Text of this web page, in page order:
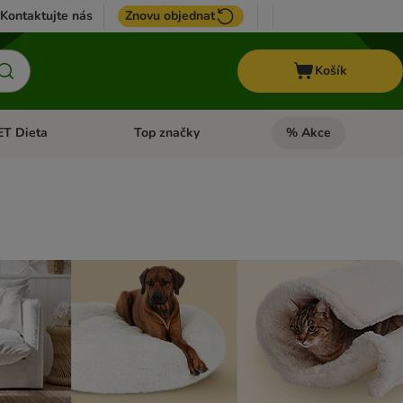
Kontaktujte nás Znovu objednat
Košík
menu: Koně
Dieta Otevřít menu: + VET Dieta
Top značky Otevřít menu: Top
% Akce